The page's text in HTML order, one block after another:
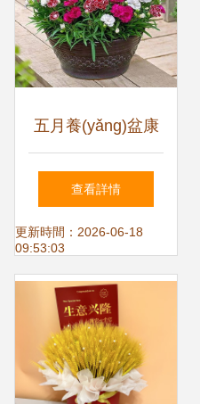
五月養(yǎng)盆康
乃馨，送給母親一
片花海
查看詳情
更新時間：2026-06-18
09:53:03